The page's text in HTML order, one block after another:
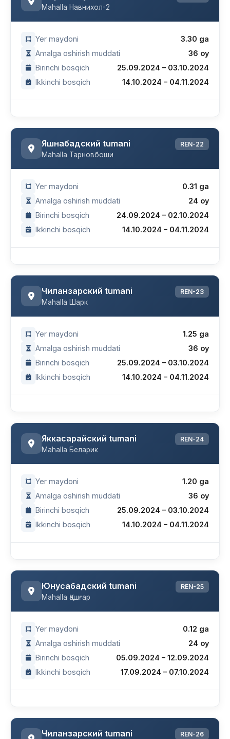
Mahalla Навнихол-2
Yer maydoni
3.30 ga
Amalga oshirish muddati
36 oy
Birinchi bosqich
25.09.2024 – 03.10.2024
Ikkinchi bosqich
14.10.2024 – 04.11.2024
Яшнабадский tumani
Mahalla Тарновбоши
REN-22
Yer maydoni
0.31 ga
Amalga oshirish muddati
24 oy
Birinchi bosqich
24.09.2024 – 02.10.2024
Ikkinchi bosqich
14.10.2024 – 04.11.2024
Чиланзарский tumani
Mahalla Шарк
REN-23
Yer maydoni
1.25 ga
Amalga oshirish muddati
36 oy
Birinchi bosqich
25.09.2024 – 03.10.2024
Ikkinchi bosqich
14.10.2024 – 04.11.2024
Яккасарайский tumani
Mahalla Беларик
REN-24
Yer maydoni
1.20 ga
Amalga oshirish muddati
36 oy
Birinchi bosqich
25.09.2024 – 03.10.2024
Ikkinchi bosqich
14.10.2024 – 04.11.2024
Юнусабадский tumani
Mahalla Қашғар
REN-25
Yer maydoni
0.12 ga
Amalga oshirish muddati
24 oy
Birinchi bosqich
05.09.2024 – 12.09.2024
Ikkinchi bosqich
17.09.2024 – 07.10.2024
Чиланзарский tumani REN-26